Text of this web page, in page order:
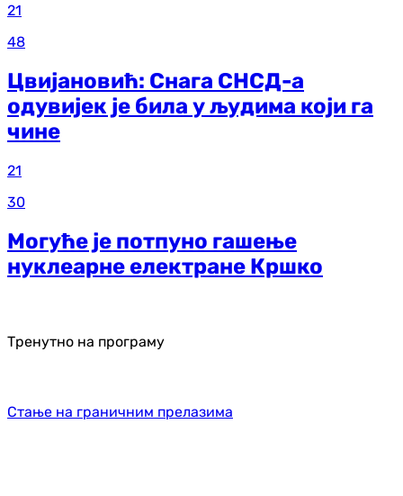
21
48
Цвијановић: Снага СНСД-а
одувијек је била у људима који га
чине
21
30
Могуће је потпуно гашење
нуклеарне електране Кршко
Тренутно на програму
Стање на граничним прелазима